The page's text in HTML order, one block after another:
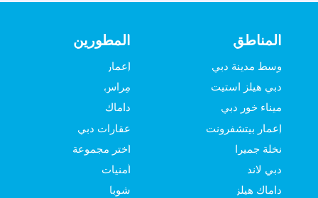
المطورين
إعمار
مِراس
داماك
عقارات دبي
اختر مجموعة
أمنيات
شوبا
المناطق
وسط مدينة دبي
دبي هيلز استيت
ميناء خور دبي
إعمار بيتشفرونت
نخلة جميرا
دبي لاند
داماك هيلز